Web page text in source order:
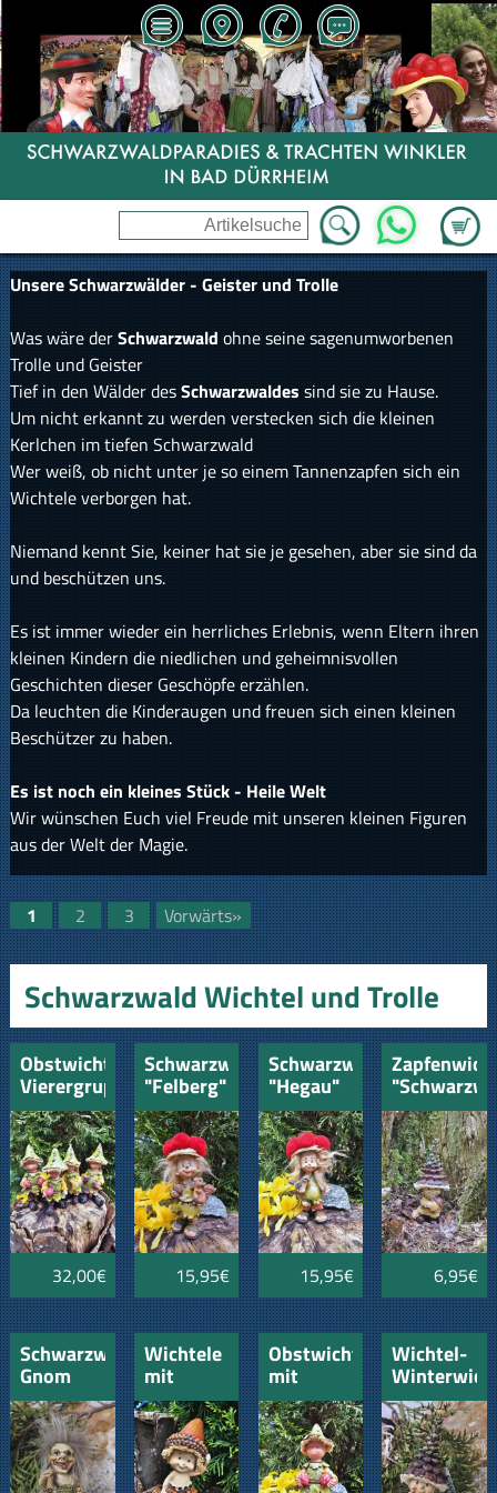
Zum
WhatsApp
Unsere Schwarzwälder - Geister und Trolle
Was wäre derSchwarzwald ohne seine sagenumworbenen
Trolle und Geister
Tief in den Wälder desSchwarzwaldes sind sie zu Hause.
Um nicht erkannt zu werden verstecken sich die kleinen
Kerlchen im tiefen Schwarzwald
Wer weiß, ob nicht unter je so einem Tannenzapfen sich ein
Wichtele verborgen hat.
Niemand kennt Sie, keiner hat sie je gesehen, aber sie sind da
und beschützen uns.
Es ist immer wieder ein herrliches Erlebnis, wenn Eltern ihren
kleinen Kindern die niedlichen und geheimnisvollen
Geschichten dieser Geschöpfe erzählen.
Da leuchten die Kinderaugen und freuen sich einen kleinen
Beschützer zu haben.
Es ist noch ein kleines Stück - Heile Welt
Wir wünschen Euch viel Freude mit unseren kleinen Figuren
aus der Welt der Magie.
1 2 3 Vorwärts»
Schwarzwald Wichtel und Trolle
Obstwichtele
Vierergruppe
32,00€
Schwarzwaldwichtel
"Felberg"
15,95€
Schwarzwaldwichtel
"Hegau"
15,95€
mit
Eichel
6,95€
Schwarzwald
Gnom
"Schonach"
Wichtele
mit
Eichelhut
und zwei
Eicheln
Obstwichtele
mit
Erdbeeren
Wichtel-
mit
Zapfen
und
Baum